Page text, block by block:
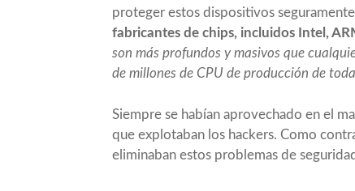
proteger estos dispositivos
fabricantes de chips, incluidos Intel,
son más profundos y masivos que
de millones de CPU de producción de
Siempre se habían aprovechado en el
que explotaban los hackers. Como
eliminaban estos problemas de